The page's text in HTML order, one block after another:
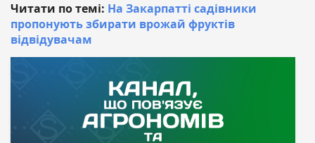
Читати по темі: На Закарпатті садівники
пропонують збирати врожай фруктів
відвідувачам